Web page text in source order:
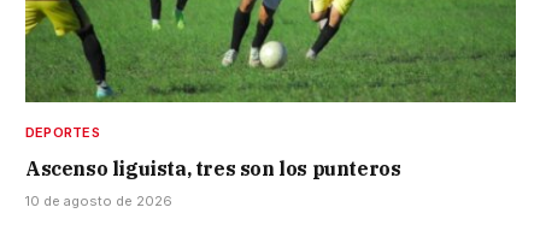
DEPORTES
Ascenso liguista, tres son los punteros
10 de agosto de 2026